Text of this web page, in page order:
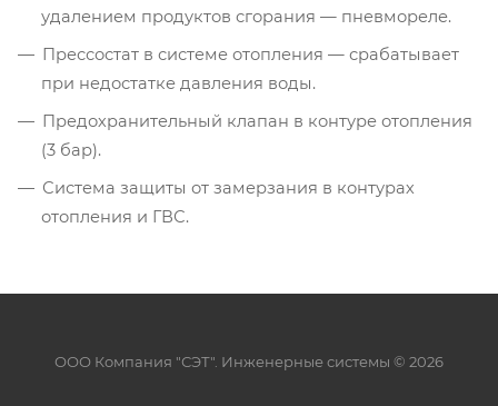
удалением продуктов сгорания — пневмореле.
Прессостат в системе отопления — срабатывает
при недостатке давления воды.
Предохранительный клапан в контуре отопления
(3 бар).
Система защиты от замерзания в контурах
отопления и ГВС.
ООО Компания "СЭТ". Инженерные системы © 2026